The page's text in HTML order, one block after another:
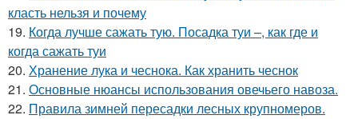
класть нельзя и почему
19. Когда лучше сажать тую. Посадка туи –, как где и
когда сажать туи
20. Хранение лука и чеснока. Как хранить чеснок
21. Основные нюансы использования овечьего навоза.
22. Правила зимней пересадки лесных крупномеров.